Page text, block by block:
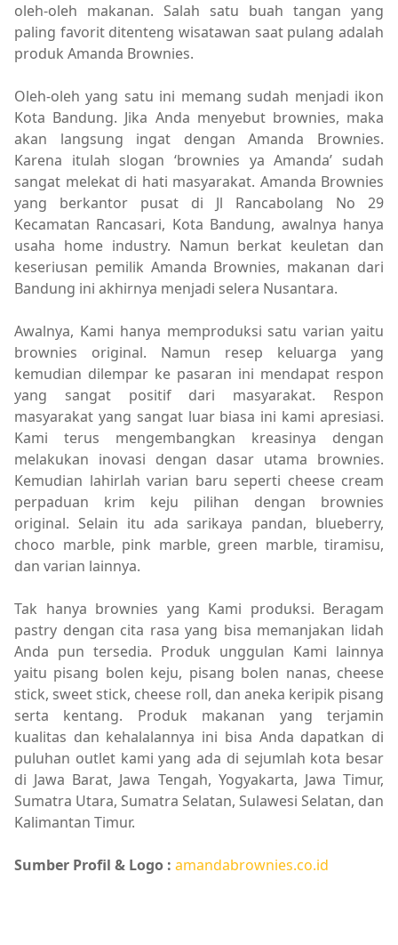
oleh-oleh makanan. Salah satu buah tangan yang
paling favorit ditenteng wisatawan saat pulang adalah
produk Amanda Brownies.
Oleh-oleh yang satu ini memang sudah menjadi ikon
Kota Bandung. Jika Anda menyebut brownies, maka
akan langsung ingat dengan Amanda Brownies.
Karena itulah slogan ‘brownies ya Amanda’ sudah
sangat melekat di hati masyarakat. Amanda Brownies
yang berkantor pusat di Jl Rancabolang No 29
Kecamatan Rancasari, Kota Bandung, awalnya hanya
usaha home industry. Namun berkat keuletan dan
keseriusan pemilik Amanda Brownies, makanan dari
Bandung ini akhirnya menjadi selera Nusantara.
Awalnya, Kami hanya memproduksi satu varian yaitu
brownies original. Namun resep keluarga yang
kemudian dilempar ke pasaran ini mendapat respon
yang sangat positif dari masyarakat. Respon
masyarakat yang sangat luar biasa ini kami apresiasi.
Kami terus mengembangkan kreasinya dengan
melakukan inovasi dengan dasar utama brownies.
Kemudian lahirlah varian baru seperti cheese cream
perpaduan krim keju pilihan dengan brownies
original. Selain itu ada sarikaya pandan, blueberry,
choco marble, pink marble, green marble, tiramisu,
dan varian lainnya.
Tak hanya brownies yang Kami produksi. Beragam
pastry dengan cita rasa yang bisa memanjakan lidah
Anda pun tersedia. Produk unggulan Kami lainnya
yaitu pisang bolen keju, pisang bolen nanas, cheese
stick, sweet stick, cheese roll, dan aneka keripik pisang
serta kentang. Produk makanan yang terjamin
kualitas dan kehalalannya ini bisa Anda dapatkan di
puluhan outlet kami yang ada di sejumlah kota besar
di Jawa Barat, Jawa Tengah, Yogyakarta, Jawa Timur,
Sumatra Utara, Sumatra Selatan, Sulawesi Selatan, dan
Kalimantan Timur.
Sumber Profil & Logo : amandabrownies.co.id